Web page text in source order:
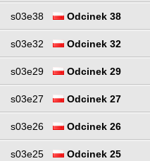
s03e38 Odcinek 38
s03e32 Odcinek 32
s03e29 Odcinek 29
s03e27 Odcinek 27
s03e26 Odcinek 26
s03e25 Odcinek 25